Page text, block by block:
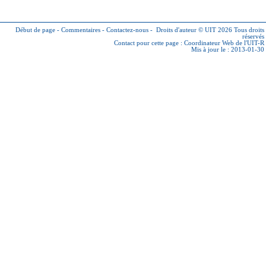
Début de page - Commentaires - Contactez-nous - Droits d'auteur © UIT 2026 Tous droits
réservés
Contact pour cette page : Coordinateur Web de l'UIT-R
Mis à jour le : 2013-01-30